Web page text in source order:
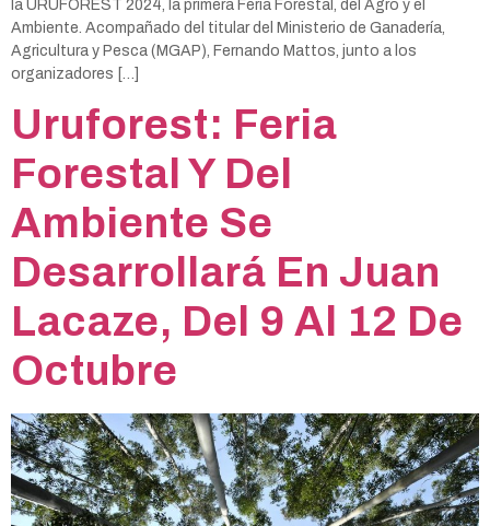
la URUFOREST 2024, la primera Feria Forestal, del Agro y el
Ambiente. Acompañado del titular del Ministerio de Ganadería,
Agricultura y Pesca (MGAP), Fernando Mattos, junto a los
organizadores […]
Uruforest: Feria
Forestal Y Del
Ambiente Se
Desarrollará En Juan
Lacaze, Del 9 Al 12 De
Octubre